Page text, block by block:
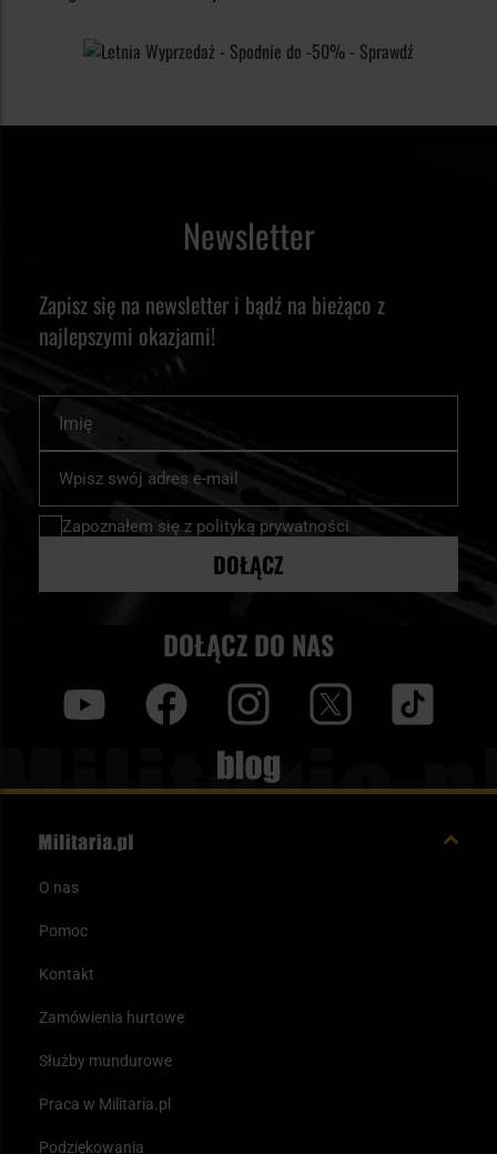
Newsletter
Zapisz się na newsletter i bądź na bieżąco z
najlepszymi okazjami!
nasz
newsletter:
Zapoznałem się z polityką prywatności
DOŁĄCZ
DOŁĄCZ DO NAS
Blog
O nas
Pomoc
Kontakt
Zamówienia hurtowe
Służby mundurowe
Praca w Militaria.pl
Podziękowania